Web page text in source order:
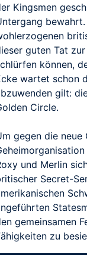
Kingsmen
guten Tat
können,
wartet schon
gilt:
Circle.
gegen die neue
und Merlin
Secret-
gemeinsamen
zu